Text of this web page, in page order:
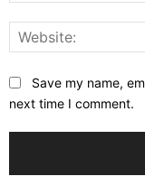
Save my name,
next time I comment.